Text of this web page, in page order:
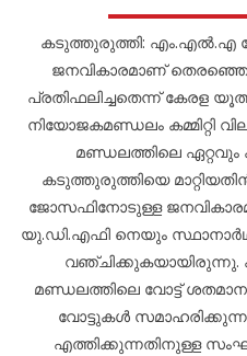
കടുത്തുരുത്തി: എം.എൽ.എ
ജനവികാരമാണ്
പ്രതിഫലിച്ചതെന്ന് കേരള
നിയോജകമണ്ഡലം കമ്മിറ്റി
മണ്ഡലത്തിലെ ഏറ്റവും
കടുത്തുരുത്തിയെ
ജോസഫിനോടുള്ള
യു.ഡി.എഫി നെയും
മണ്ഡലത്തിലെ വോട്ട്
വോട്ടുകൾ
എത്തിക്കുന്നതിനുള്ള